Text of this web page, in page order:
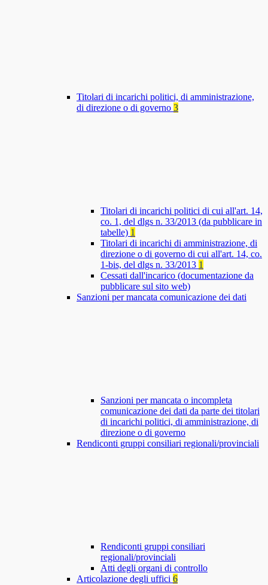
Titolari di incarichi politici, di amministrazione,
di direzione o di governo 3
Titolari di incarichi politici di cui all'art. 14,
co. 1, del dlgs n. 33/2013 (da pubblicare in
tabelle) 1
Titolari di incarichi di amministrazione, di
direzione o di governo di cui all'art. 14, co.
1-bis, del dlgs n. 33/2013 1
Cessati dall'incarico (documentazione da
pubblicare sul sito web)
Sanzioni per mancata comunicazione dei dati
Sanzioni per mancata o incompleta
comunicazione dei dati da parte dei titolari
di incarichi politici, di amministrazione, di
direzione o di governo
Rendiconti gruppi consiliari regionali/provinciali
Rendiconti gruppi consiliari
regionali/provinciali
Atti degli organi di controllo
Articolazione degli uffici 6